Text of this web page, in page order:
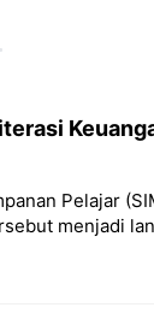
Pelajar
menjadi